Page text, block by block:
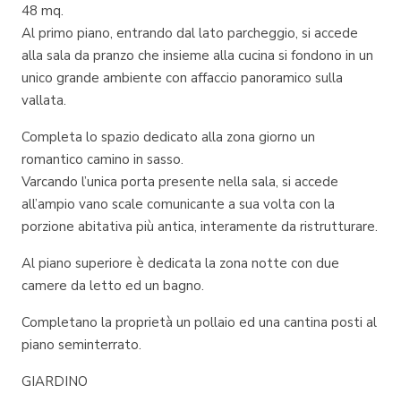
48 mq.
Al primo piano, entrando dal lato parcheggio, si accede
alla sala da pranzo che insieme alla cucina si fondono in un
unico grande ambiente con affaccio panoramico sulla
vallata.
Completa lo spazio dedicato alla zona giorno un
romantico camino in sasso.
Varcando l’unica porta presente nella sala, si accede
all’ampio vano scale comunicante a sua volta con la
porzione abitativa più antica, interamente da ristrutturare.
Al piano superiore è dedicata la zona notte con due
camere da letto ed un bagno.
Completano la proprietà un pollaio ed una cantina posti al
piano seminterrato.
GIARDINO